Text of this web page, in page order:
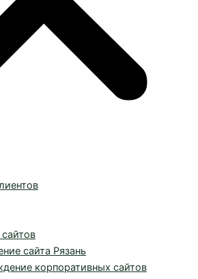
сайта Рязань
корпоративных сайтов